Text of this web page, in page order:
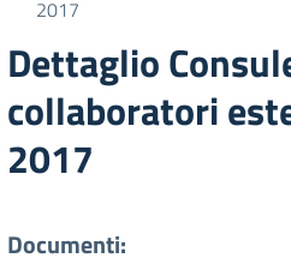
2017
Dettaglio
collaboratori
2017
Documenti: